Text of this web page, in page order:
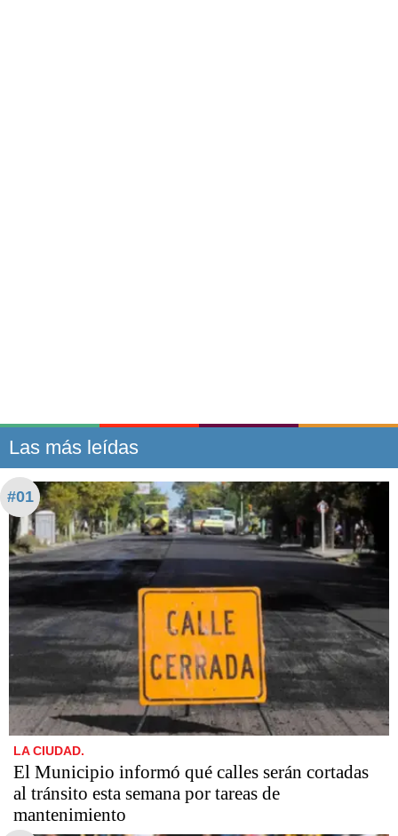
Las más leídas
#01
LA CIUDAD.
El Municipio informó qué calles serán cortadas
al tránsito esta semana por tareas de
mantenimiento